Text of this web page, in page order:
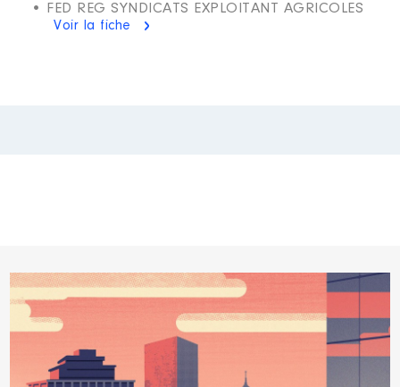
• FED REG SYNDICATS EXPLOITANT AGRICOLES
Voir la fiche